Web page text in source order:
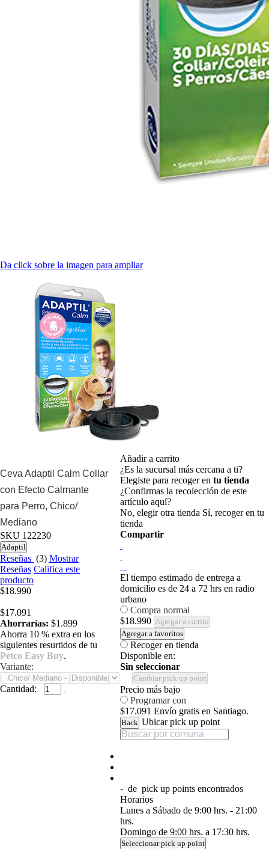
Da click sobre la imagen para ampliar
Ceva Adaptil Calm Collar
con Efecto Calmante
para Perro, Chico/
Mediano
SKU 122230
Adaptil
Reseñas (3) Mostrar
Reseñas Califica este
producto
$18.990
$17.091
Ahorrarías: $1.899
Ahorra 10 % extra en los
siguientes resurtidos de tu
Petco Easy Buy.
Variante:
Cantidad:
Añadir a carrito
¿Es la sucursal más cercana a ti?
Elegiste para recoger en tu tienda
¿Confirmas la recolección de este
artículo aquí?
No, elegir otra tienda Sí, recoger en tu
tienda
Compartir
El tiempo estimado de entrega a
domicilio es de 24 a 72 hrs en radio
urbano
Compra normal
$18.990 Agregar a carrito
Agregar a favoritos
Recoger en tienda
Disponible en:
Sin seleccionar
Cambiar pick up point
Precio más bajo
Programar con
$17.091 Envío gratis en Santiago.
Back Ubicar pick up point
- de pick up points encontrados
Horarios
Lunes a Sábado de 9:00 hrs. - 21:00
hrs.
Domingo de 9:00 hrs. a 17:30 hrs.
Seleccionar pick up point